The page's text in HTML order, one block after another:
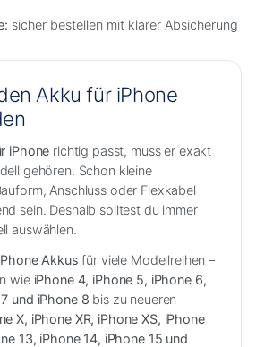
sicher bestellen mit klarer Absicherung
Akku für iPhone
iPhone richtig passt, muss er exakt
gehören. Schon kleine
Anschluss oder Flexkabel
sein. Deshalb solltest du immer
auswählen.
Akkus für viele Modellreihen –
wie iPhone 4, iPhone 5, iPhone 6,
und iPhone 8 bis zu neueren
X, iPhone XR, iPhone XS, iPhone
13, iPhone 14, iPhone 15 und